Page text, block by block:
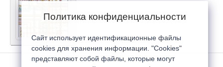
Политика конфиденциальности
Сайт использует идентификационные файлы
cookies для хранения информации. "Cookies"
представляют собой файлы, которые могут